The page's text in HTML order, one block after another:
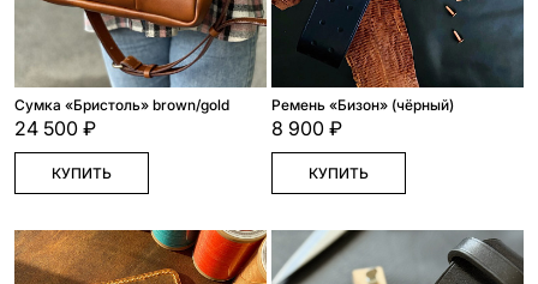
Сумка «Бристоль» brown/gold
24 500 ₽
КУПИТЬ
Ремень «Бизон» (чёрный)
8 900 ₽
КУПИТЬ